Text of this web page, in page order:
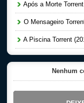
Após a Morte
O Mensageiro
A Piscina Torrent
Nenhum